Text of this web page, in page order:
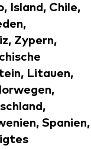
Island, Chile,
Zypern,
Litauen,
Spanien,